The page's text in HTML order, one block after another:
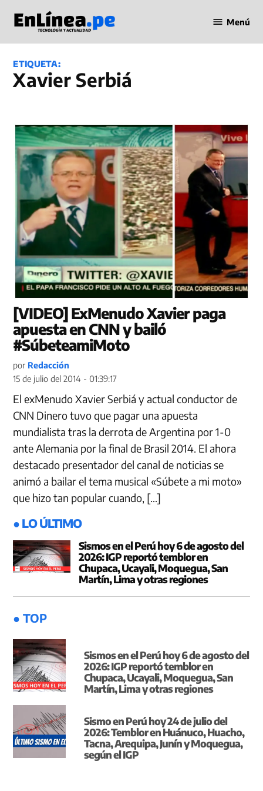
contenido
en Línea
Menú
ETIQUETA:
Xavier Serbiá
[VIDEO] ExMenudo Xavier paga
apuesta en CNN y bailó
#SúbeteamiMoto
por Redacción
15 de julio del 2014 - 01:39:17
El exMenudo Xavier Serbiá y actual conductor de
CNN Dinero tuvo que pagar una apuesta
mundialista tras la derrota de Argentina por 1-0
ante Alemania por la final de Brasil 2014. El ahora
destacado presentador del canal de noticias se
animó a bailar el tema musical «Súbete a mi moto»
que hizo tan popular cuando, […]
● LO ÚLTIMO
Sismos en el Perú hoy 6 de agosto del
2026: IGP reportó temblor en
Chupaca, Ucayali, Moquegua, San
Martín, Lima y otras regiones
● TOP
Sismos en el Perú hoy 6 de agosto del
2026: IGP reportó temblor en
Chupaca, Ucayali, Moquegua, San
Martín, Lima y otras regiones
Sismo en Perú hoy 24 de julio del
2026: Temblor en Huánuco, Huacho,
Tacna, Arequipa, Junín y Moquegua,
según el IGP